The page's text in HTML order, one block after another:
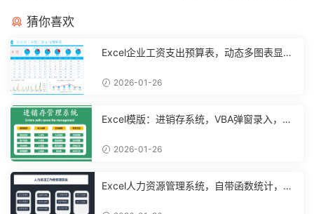
猜你喜欢
Excel企业工资支出预算表，动态多图表显
2026-01-26
Excel模版：进销存系统，VBA弹窗录入，智
2026-01-26
Excel人力资源管理系统，自带函数统计，功